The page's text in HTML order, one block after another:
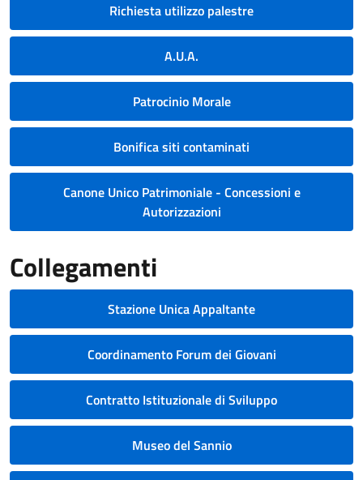
Richiesta utilizzo palestre
A.U.A.
Patrocinio Morale
Bonifica siti contaminati
Canone Unico Patrimoniale - Concessioni e
Autorizzazioni
Collegamenti
Stazione Unica Appaltante
Coordinamento Forum dei Giovani
Contratto Istituzionale di Sviluppo
Museo del Sannio